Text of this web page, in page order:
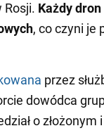
Każdy
, co czyni je
przez
dowódca
o złożonym